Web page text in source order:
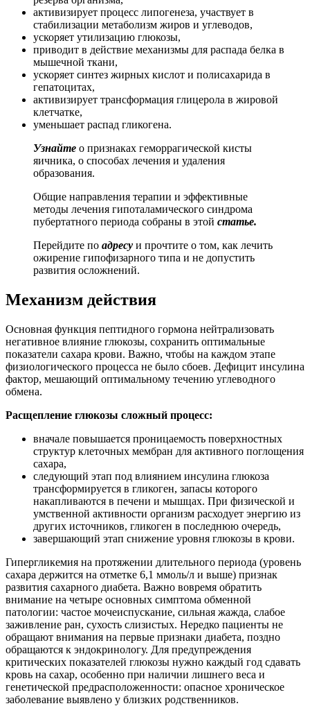
активизирует процесс липогенеза, участвует в
стабилизации метаболизм жиров и углеводов,
ускоряет утилизацию глюкозы,
приводит в действие механизмы для распада белка в
мышечной ткани,
ускоряет синтез жирных кислот и полисахарида в
гепатоцитах,
активизирует трансформация глицерола в жировой
клетчатке,
уменьшает распад гликогена.
Узнайте о признаках геморрагической кисты
яичника, о способах лечения и удаления
образования.
Общие направления терапии и эффективные
методы лечения гипоталамического синдрома
пубертатного периода собраны в этой статье.
Перейдите по адресу и прочтите о том, как лечить
ожирение гипофизарного типа и не допустить
развития осложнений.
Механизм действия
Основная функция пептидного гормона нейтрализовать
негативное влияние глюкозы, сохранить оптимальные
показатели сахара крови. Важно, чтобы на каждом этапе
физиологического процесса не было сбоев. Дефицит инсулина
фактор, мешающий оптимальному течению углеводного
обмена.
Расщепление глюкозы сложный процесс:
вначале повышается проницаемость поверхностных
структур клеточных мембран для активного поглощения
сахара,
следующий этап под влиянием инсулина глюкоза
трансформируется в гликоген, запасы которого
накапливаются в печени и мышцах. При физической и
умственной активности организм расходует энергию из
других источников, гликоген в последнюю очередь,
завершающий этап снижение уровня глюкозы в крови.
Гипергликемия на протяжении длительного периода (уровень
сахара держится на отметке 6,1 ммоль/л и выше) признак
развития сахарного диабета. Важно вовремя обратить
внимание на четыре основных симптома обменной
патологии: частое мочеиспускание, сильная жажда, слабое
заживление ран, сухость слизистых. Нередко пациенты не
обращают внимания на первые признаки диабета, поздно
обращаются к эндокринологу. Для предупреждения
критических показателей глюкозы нужно каждый год сдавать
кровь на сахар, особенно при наличии лишнего веса и
генетической предрасположенности: опасное хроническое
заболевание выявлено у близких родственников.